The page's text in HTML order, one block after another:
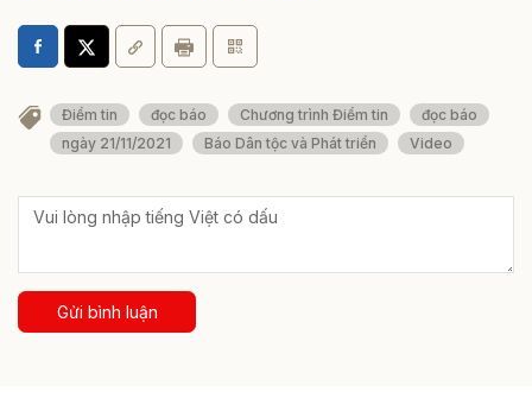
Điểm tin đọc báo Chương trình Điểm tin
đọc báo
ngày 21/11/2021
Báo Dân tộc và Phát triển Video
Gửi bình luận